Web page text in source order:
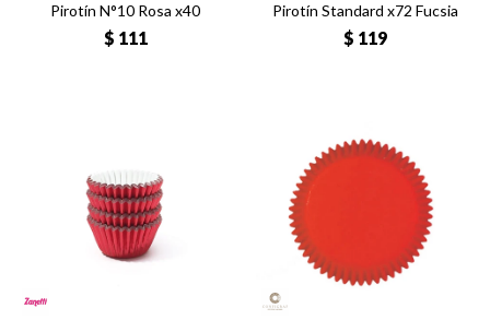
Pirotín N°10 Rosa x40
$ 111
Pirotín Standard x72 Fucsia
$ 119